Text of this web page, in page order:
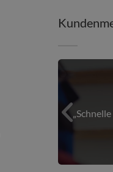
den... Schnelle